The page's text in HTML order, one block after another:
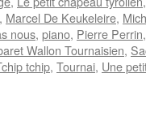
, Marcel De Keukeleire,
nous, piano, Pierre Perrin
Wallon Tournaisien,
tchip, Tournai, Une